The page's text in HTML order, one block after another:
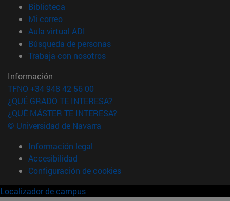
Biblioteca
Mi correo(abre en nueva ventana)
Aula virtual ADI
Búsqueda de personas(abre en nueva ventana)
Trabaja con nosotros(abre en nueva ventana)
Información
TFNO +34 948 42 56 00
¿QUÉ GRADO TE INTERESA?
¿QUÉ MÁSTER TE INTERESA?
© Universidad de Navarra
Información legal
Accesibilidad
Configuración de cookies
Localizador de campus